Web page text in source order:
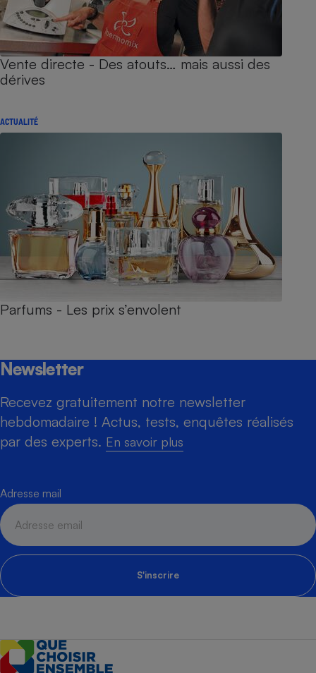
Vente directe - Des atouts… mais aussi des
dérives
ACTUALITÉ
Parfums - Les prix s’envolent
Newsletter
Recevez gratuitement notre newsletter
hebdomadaire ! Actus, tests, enquêtes réalisés
par des experts. En savoir plus
Adresse mail
S'inscrire